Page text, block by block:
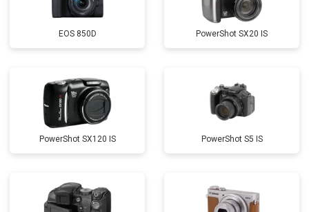
EOS 850D PowerShot SX20 IS
PowerShot SX120 IS PowerShot S5 IS